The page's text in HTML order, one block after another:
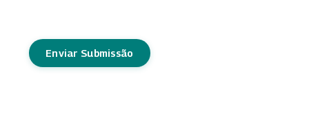
Enviar Submissão